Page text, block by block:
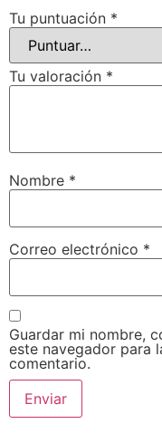
Tu puntuación *
Tu valoración *
Nombre *
Correo electrónico *
Guardar mi nombre,
este navegador para
comentario.